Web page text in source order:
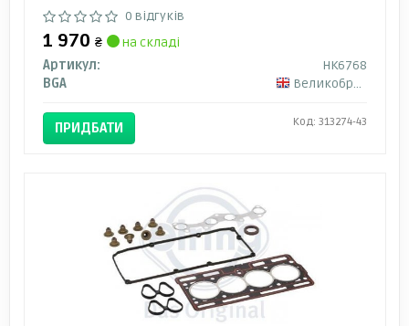
0 відгуків
1 970 ₴
на складі
Артикул:
HK6768
BGA
Великобританія
ПРИДБАТИ Код: 313274-43